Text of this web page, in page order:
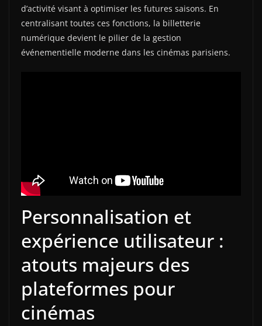
d’activité visant à optimiser les futures saisons. En
centralisant toutes ces fonctions, la billetterie
numérique devient le pilier de la gestion
événementielle moderne dans les cinémas parisiens.
Personnalisation et
expérience utilisateur :
atouts majeurs des
plateformes pour
cinémas